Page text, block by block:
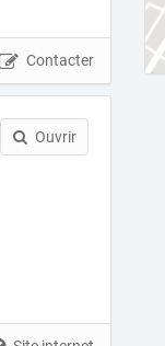
Contacter
Ouvrir